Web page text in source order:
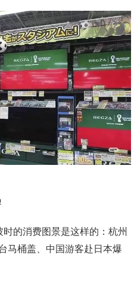
的消费图景是这样的：杭州
马桶盖、中国游客赴日本爆